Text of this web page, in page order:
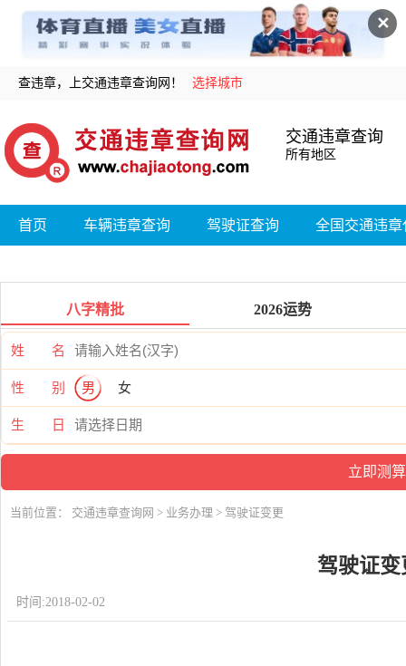
✕
查违章，上交通违章查询网！ 选择城市
交通违章查询
所有地区
首页 车辆违章查询 驾驶证查询 全国交通违
八字精批 2026运势
姓 名
性 别 男 女
生 日
当前位置： 交通违章查询网 > 业务办理 > 驾驶证变更
驾驶证变
时间:2018-02-02